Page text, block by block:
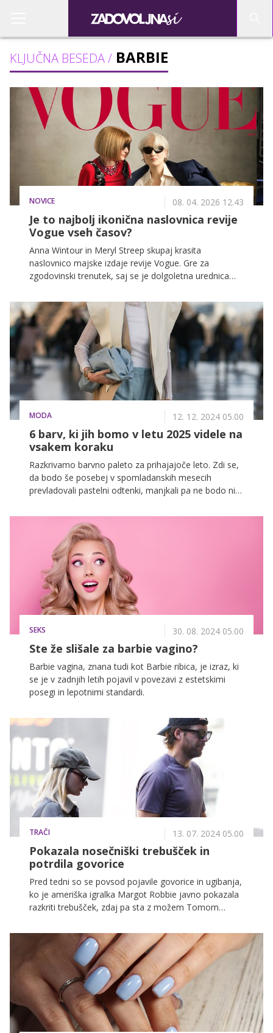
KLJUČNA BESEDA / BARBIE
NOVICE 08. 04. 2026 12.43
Je to najbolj ikonična naslovnica revije
Vogue vseh časov?
Anna Wintour in Meryl Streep skupaj krasita
naslovnico majske izdaje revije Vogue. Gre za
zgodovinski trenutek, saj se je dolgoletna urednica
vodila več kot tri desetletja.
MODA 12. 12. 2024 05.00
6 barv, ki jih bomo v letu 2025 videle na
vsakem koraku
Razkrivamo barvno paleto za prihajajoče leto. Zdi se,
da bodo še posebej v spomladanskih mesecih
prevladovali pastelni odtenki, manjkali pa ne bodo niti
bo še posebej izstopal odtenek Mocha Mousse, ki je
bil imenovan za barvo leta 2025.
SEKS 30. 08. 2024 05.00
Ste že slišale za barbie vagino?
Barbie vagina, znana tudi kot Barbie ribica, je izraz, ki
se je v zadnjih letih pojavil v povezavi z estetskimi
posegi in lepotnimi standardi.
TRAČI 13. 07. 2024 05.00
Pokazala nosečniški trebušček in
potrdila govorice
Pred tedni so se povsod pojavile govorice in ugibanja,
ko je ameriška igralka Margot Robbie javno pokazala
razkriti trebušček, zdaj pa sta z možem Tomom
svojega prvega otroka.